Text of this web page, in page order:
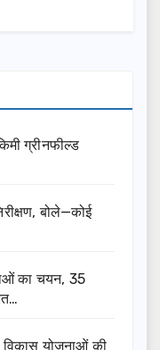
ग्रीनफील्ड
बोले—कोई
का चयन, 35
विकास योजनाओं की